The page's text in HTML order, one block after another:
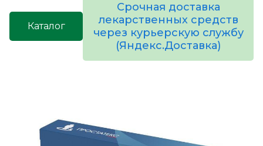
Каталог
Срочная доставка
лекарственных средств
через курьерскую службу
(Яндекс.Доставка)